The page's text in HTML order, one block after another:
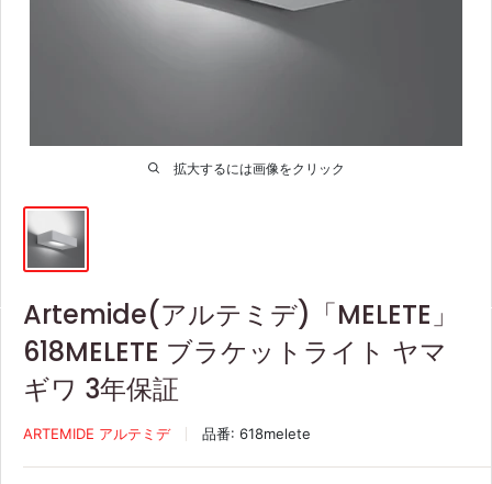
拡大するには画像をクリック
Artemide(アルテミデ)「MELETE」
618MELETE ブラケットライト ヤマ
ギワ 3年保証
ARTEMIDE アルテミデ 品番: 618melete